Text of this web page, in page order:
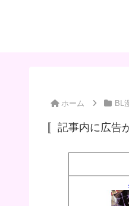
ホーム BL
〚記事内に広告